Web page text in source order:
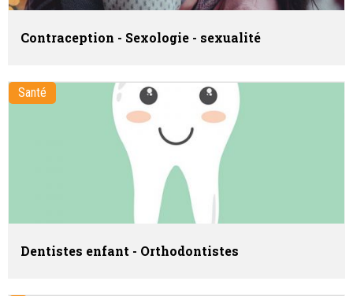
Contraception - Sexologie - sexualité
Santé
Dentistes enfant - Orthodontistes